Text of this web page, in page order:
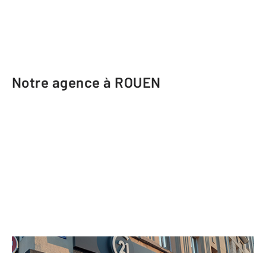
Notre agence à ROUEN